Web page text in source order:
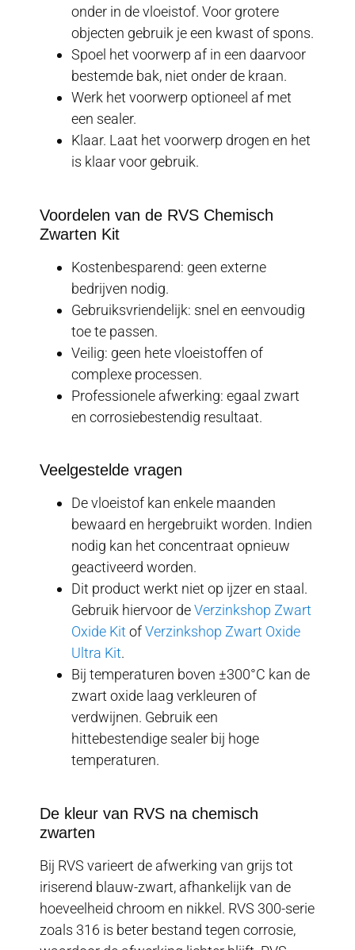
onder in de vloeistof. Voor grotere
objecten gebruik je een kwast of spons.
Spoel het voorwerp af in een daarvoor
bestemde bak, niet onder de kraan.
Werk het voorwerp optioneel af met
een sealer.
Klaar. Laat het voorwerp drogen en het
is klaar voor gebruik.
Voordelen van de RVS Chemisch
Zwarten Kit
Kostenbesparend: geen externe
bedrijven nodig.
Gebruiksvriendelijk: snel en eenvoudig
toe te passen.
Veilig: geen hete vloeistoffen of
complexe processen.
Professionele afwerking: egaal zwart
en corrosiebestendig resultaat.
Veelgestelde vragen
De vloeistof kan enkele maanden
bewaard en hergebruikt worden. Indien
nodig kan het concentraat opnieuw
geactiveerd worden.
Dit product werkt niet op ijzer en staal.
Gebruik hiervoor deVerzinkshop Zwart
Oxide Kit ofVerzinkshop Zwart Oxide
Ultra Kit.
Bij temperaturen boven ±300°C kan de
zwart oxide laag verkleuren of
verdwijnen. Gebruik een
hittebestendige sealer bij hoge
temperaturen.
De kleur van RVS na chemisch
zwarten
Bij RVS varieert de afwerking van grijs tot
iriserend blauw-zwart, afhankelijk van de
hoeveelheid chroom en nikkel. RVS 300-serie
zoals 316 is beter bestand tegen corrosie,